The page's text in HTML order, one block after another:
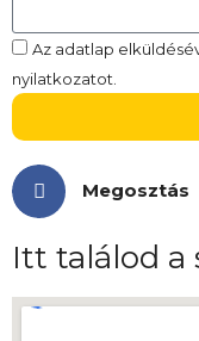
Az adatlap
nyilatkozatot.
Megosztás
Itt találod a